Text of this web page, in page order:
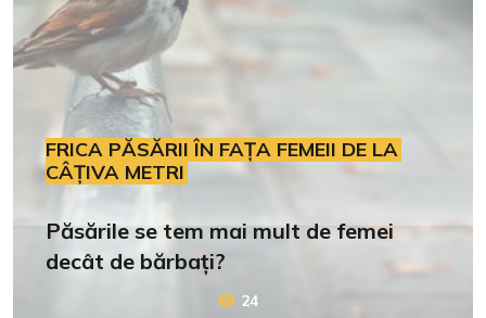
FRICA PĂSĂRII ÎN FAȚA FEMEII DE LA
CÂȚIVA METRI
Păsările se tem mai mult de femei
decât de bărbați?
24